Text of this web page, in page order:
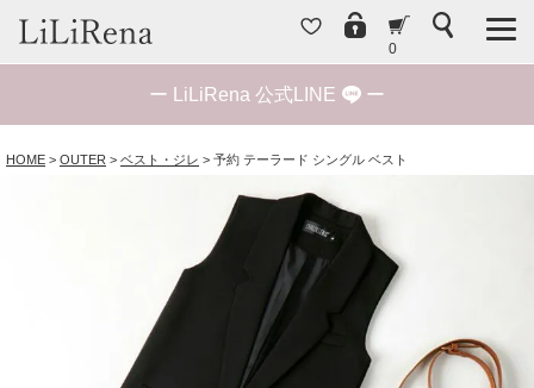
0
ー LiLiRena 公式LINE ー
HOME OUTER ベスト・ジレ 予約 テーラード シングル ベスト